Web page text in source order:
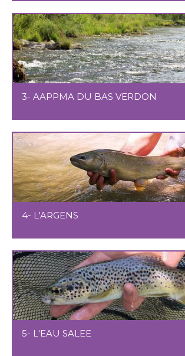
3- AAPPMA DU BAS VERDON
4- L'ARGENS
5- L'EAU SALEE